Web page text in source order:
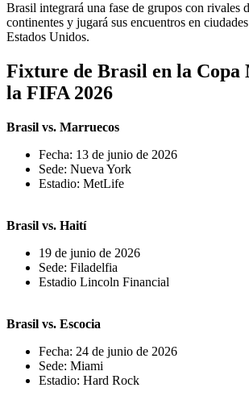
Brasil integrará una fase de grupos con rivales
continentes y jugará sus encuentros en
Estados Unidos.
Fixture de Brasil en la Copa
la FIFA 2026
Brasil vs. Marruecos
Fecha: 13 de junio de 2026
Sede: Nueva York
Estadio: MetLife
Brasil vs. Haití
19 de junio de 2026
Sede: Filadelfia
Estadio Lincoln Financial
Brasil vs. Escocia
Fecha: 24 de junio de 2026
Sede: Miami
Estadio: Hard Rock